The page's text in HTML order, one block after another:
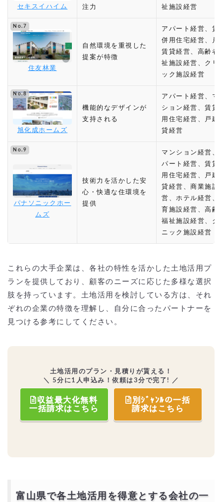
セキスイハイム
注力
祉施設経営
No.7
住友林業
自然環境を重視した
提案が特徴
アパート経営、賃
併用住宅経営、戸
賃貸経営、高齢者
祉施設経営、クリ
ック施設経営
No.8
旭化成ホームズ
機能的なデザインが
支持される
アパート経営、マ
ション経営、賃貸
用住宅経営、戸建
貸経営
No.9
パナソニックホー
ムズ
技術力を活かした安
心・快適な住環境を
提供
マンション経営、
パート経営、賃貸
用住宅経営、戸建
貸経営、商業施設
営、ホテル経営、
育施設経営、高齢
福祉施設経営、ク
ニック施設経営
これらの大手企業は、各社の特性を活かした土地活用プ
ランを提供しており、顧客のニーズに応じた多様な選択
肢を持っています。土地活用を検討している方は、それ
ぞれの企業の特徴を理解し、自分に合ったパートナーを
見つける参考にしてください。
土地活用のプラン・見積りが貰える！
＼ 5分に1人申込み！依頼は3分で完了! ／
収益最大化無料
一括請求はこちら
別ｼﾞｬﾝﾙの一括
請求はこちら
富山県で各土地活用を得意とする会社の一